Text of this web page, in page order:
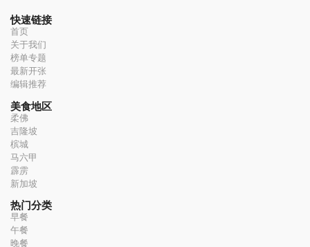
快速链接
首页
关于我们
榜单专题
最新开张
编辑推荐
美食地区
柔佛
吉隆坡
槟城
马六甲
霹雳
新加坡
热门分类
早餐
午餐
晚餐